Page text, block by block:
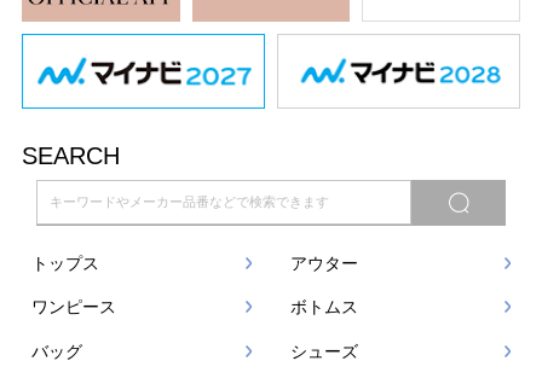
SEARCH
トップス アウター
ワンピース ボトムス
バッグ シューズ